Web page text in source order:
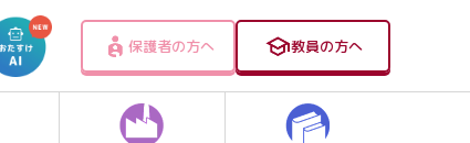
保護者の方へ 教員の方へ